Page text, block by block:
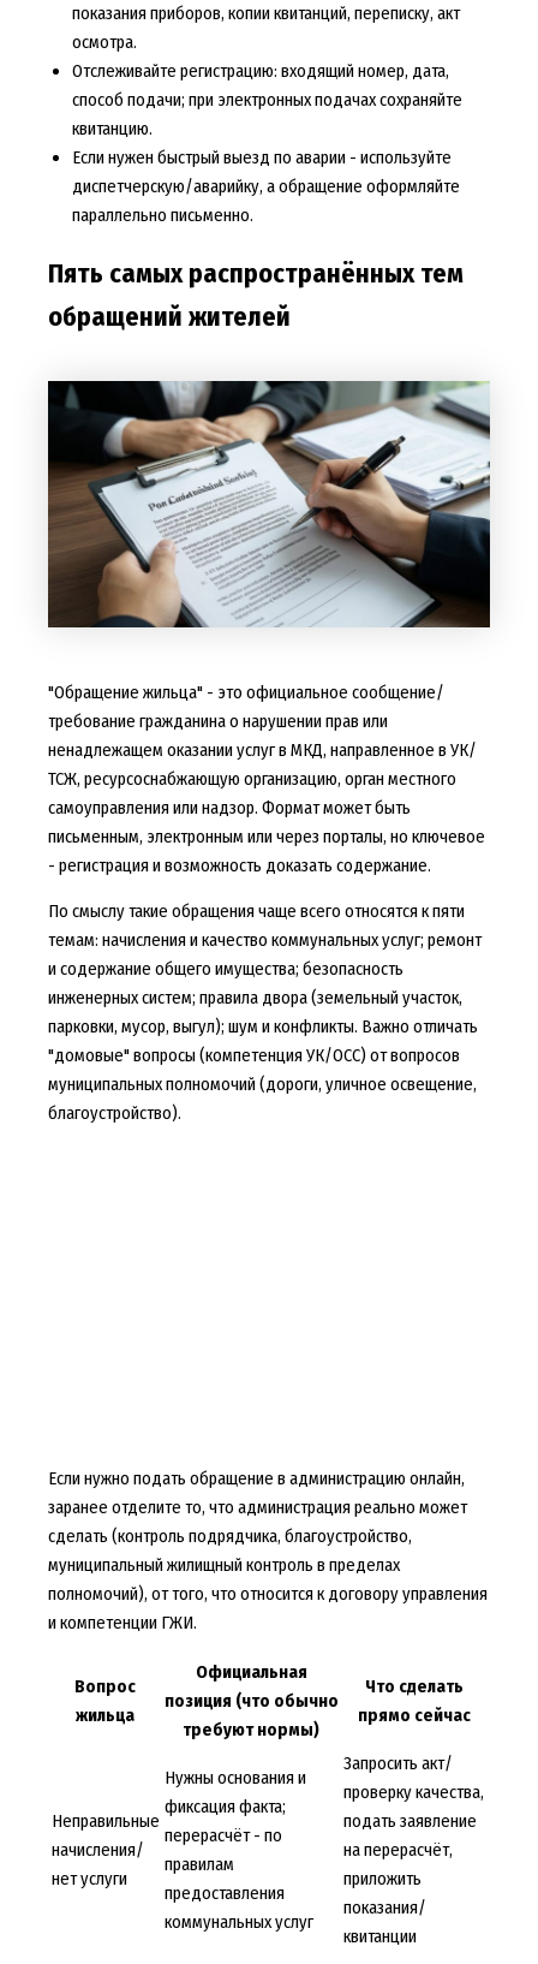
показания приборов, копии квитанций, переписку, акт
осмотра.
Отслеживайте регистрацию: входящий номер, дата,
способ подачи; при электронных подачах сохраняйте
квитанцию.
Если нужен быстрый выезд по аварии - используйте
диспетчерскую/аварийку, а обращение оформляйте
параллельно письменно.
Пять самых распространённых тем
обращений жителей
"Обращение жильца" - это официальное сообщение/
требование гражданина о нарушении прав или
ненадлежащем оказании услуг в МКД, направленное в УК/
ТСЖ, ресурсоснабжающую организацию, орган местного
самоуправления или надзор. Формат может быть
письменным, электронным или через порталы, но ключевое
- регистрация и возможность доказать содержание.
По смыслу такие обращения чаще всего относятся к пяти
темам: начисления и качество коммунальных услуг; ремонт
и содержание общего имущества; безопасность
инженерных систем; правила двора (земельный участок,
парковки, мусор, выгул); шум и конфликты. Важно отличать
"домовые" вопросы (компетенция УК/ОСС) от вопросов
муниципальных полномочий (дороги, уличное освещение,
благоустройство).
Если нужно подать обращение в администрацию онлайн,
заранее отделите то, что администрация реально может
сделать (контроль подрядчика, благоустройство,
муниципальный жилищный контроль в пределах
полномочий), от того, что относится к договору управления
и компетенции ГЖИ.
Вопрос
жильца
Официальная
позиция (что обычно
требуют нормы)
Что сделать
прямо сейчас
Неправильные
начисления/
нет услуги
Нужны основания и
фиксация факта;
перерасчёт - по
правилам
предоставления
коммунальных услуг
Запросить акт/
проверку качества,
подать заявление
на перерасчёт,
приложить
показания/
квитанции